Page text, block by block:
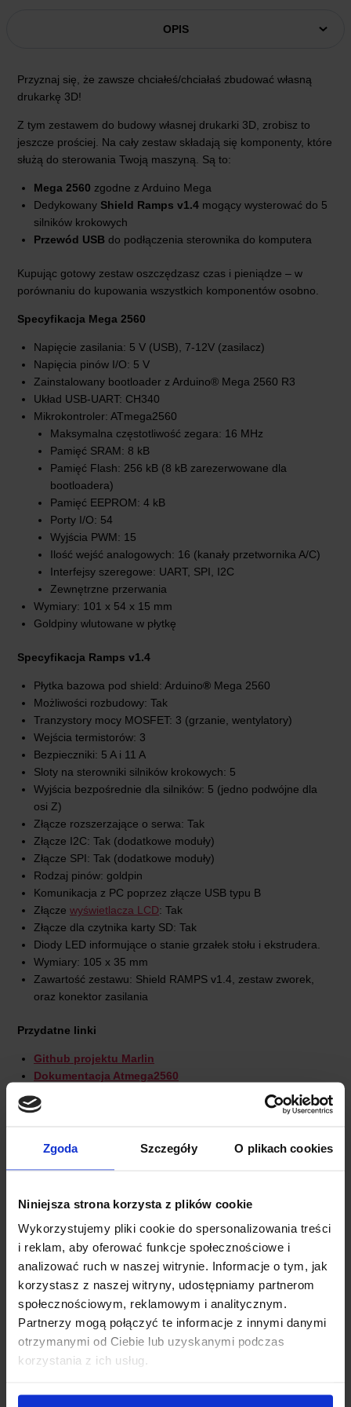
Zgoda Szczegóły O plikach cookies
Niniejsza strona korzysta z plików cookie
Wykorzystujemy pliki cookie do spersonalizowania treści
i reklam, aby oferować funkcje społecznościowe i
analizować ruch w naszej witrynie. Informacje o tym, jak
korzystasz z naszej witryny, udostępniamy partnerom
społecznościowym, reklamowym i analitycznym.
Partnerzy mogą połączyć te informacje z innymi danymi
otrzymanymi od Ciebie lub uzyskanymi podczas
korzystania z ich usług.
OPIS
Przyznaj się, że zawsze chciałeś/chciałaś zbudować własną
drukarkę 3D!
Z tym zestawem do budowy własnej drukarki 3D, zrobisz to
jeszcze prościej. Na cały zestaw składają się komponenty, które
służą do sterowania Twoją maszyną. Są to:
Mega 2560 zgodne z Arduino Mega
Dedykowany Shield Ramps v1.4 mogący wysterować do 5
silników krokowych
Przewód USB do podłączenia sterownika do komputera
Kupując gotowy zestaw oszczędzasz czas i pieniądze – w
porównaniu do kupowania wszystkich komponentów osobno.
Specyfikacja Mega 2560
Napięcie zasilania: 5 V (USB), 7-12V (zasilacz)
Napięcia pinów I/O: 5 V
Zainstalowany bootloader z Arduino® Mega 2560 R3
Układ USB-UART: CH340
Mikrokontroler: ATmega2560
Maksymalna częstotliwość zegara: 16 MHz
Pamięć SRAM: 8 kB
Pamięć Flash: 256 kB (8 kB zarezerwowane dla
bootloadera)
Pamięć EEPROM: 4 kB
Porty I/O: 54
Wyjścia PWM: 15
Ilość wejść analogowych: 16 (kanały przetwornika A/C)
Interfejsy szeregowe: UART, SPI, I2C
Zewnętrzne przerwania
Wymiary: 101 x 54 x 15 mm
Goldpiny wlutowane w płytkę
Specyfikacja Ramps v1.4
Płytka bazowa pod shield: Arduino® Mega 2560
Możliwości rozbudowy: Tak
Tranzystory mocy MOSFET: 3 (grzanie, wentylatory)
Wejścia termistorów: 3
Bezpieczniki: 5 A i 11 A
Sloty na sterowniki silników krokowych: 5
Wyjścia bezpośrednie dla silników: 5 (jedno podwójne dla
osi Z)
Złącze rozszerzające o serwa: Tak
Złącze I2C: Tak (dodatkowe moduły)
Złącze SPI: Tak (dodatkowe moduły)
Rodzaj pinów: goldpin
Komunikacja z PC poprzez złącze USB typu B
Złącze wyświetlacza LCD: Tak
Złącze dla czytnika karty SD: Tak
Diody LED informujące o stanie grzałek stołu i ekstrudera.
Wymiary: 105 x 35 mm
Zawartość zestawu: Shield RAMPS v1.4, zestaw zworek,
oraz konektor zasilania
Przydatne linki
Github projektu Marlin
Dokumentacja Atmega2560
INNI KUPILI RÓWNIEŻ